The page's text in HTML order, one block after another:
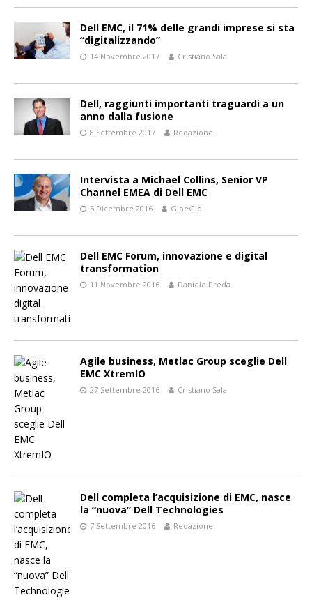
Dell EMC, il 71% delle grandi imprese si sta
“digitalizzando”
14 Novembre 2017 Cristiano Sala
Dell, raggiunti importanti traguardi a un
anno dalla fusione
8 Settembre 2017 Redazione
Intervista a Michael Collins, Senior VP
Channel EMEA di Dell EMC
5 Dicembre 2016 GioeGio
Dell EMC Forum, innovazione e digital
transformation
11 Novembre 2016 Daniele Preda
Agile business, Metlac Group sceglie Dell
EMC XtremIO
27 Settembre 2016 Cristiano Sala
Dell completa l’acquisizione di EMC, nasce
la “nuova” Dell Technologies
7 Settembre 2016 Redazione